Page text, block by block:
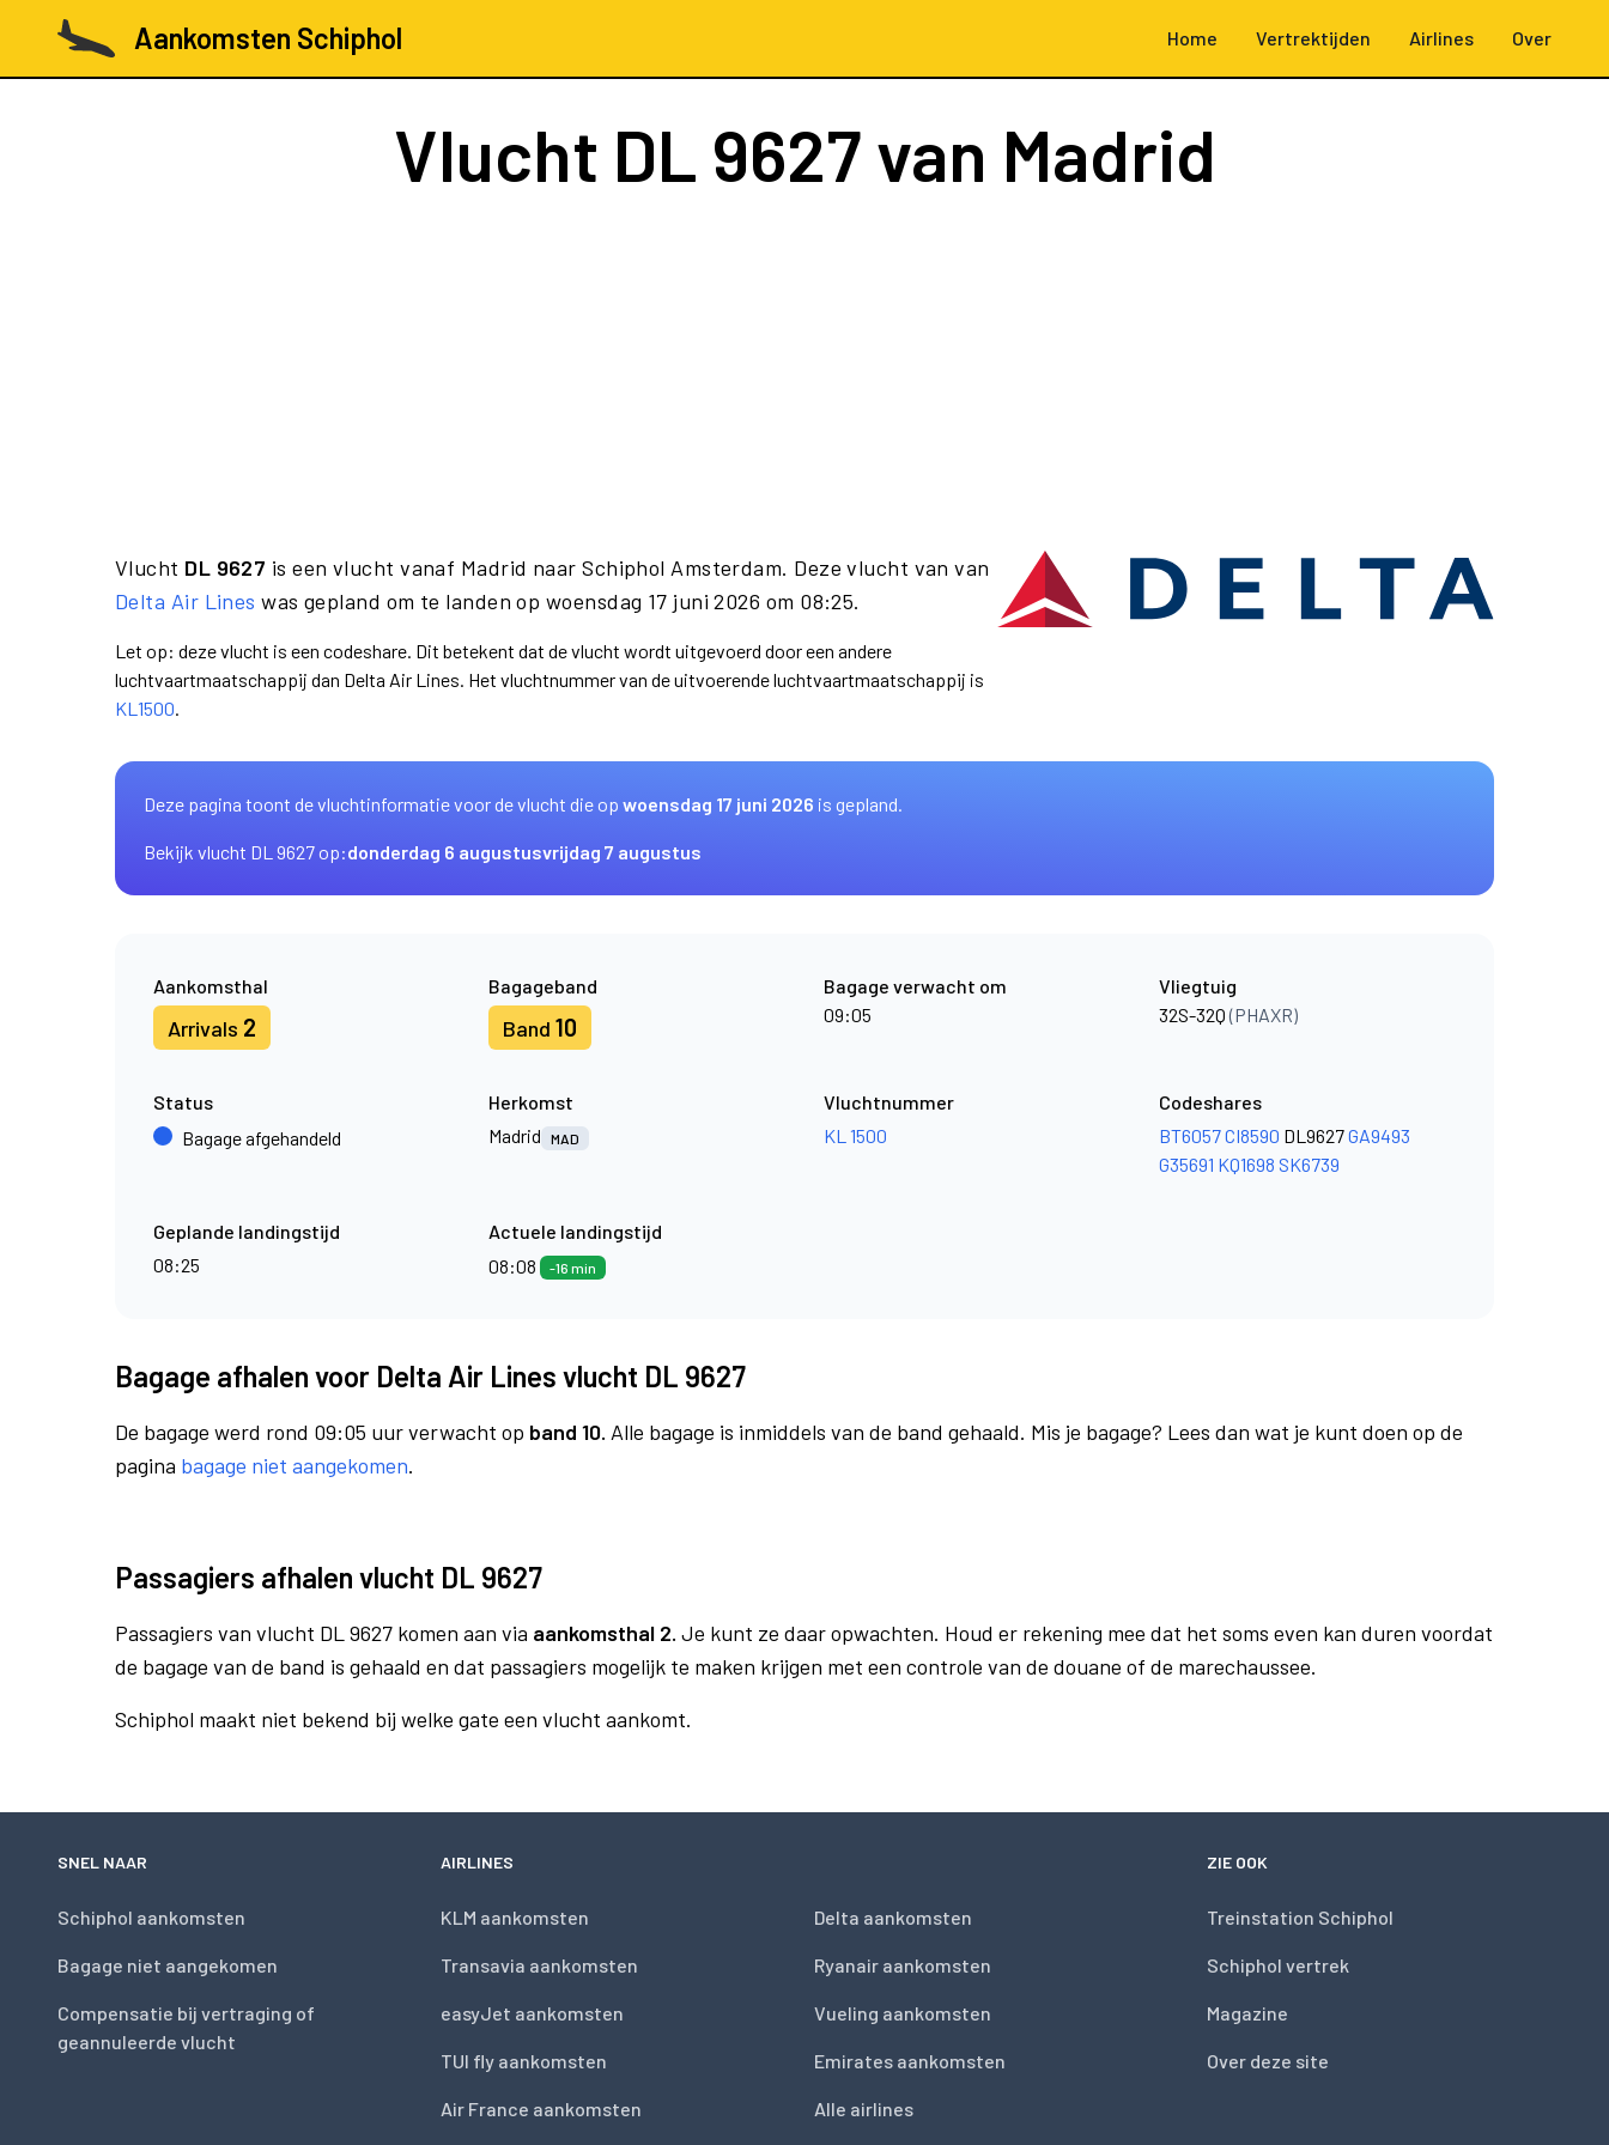
Aankomsten Schiphol Home Vertrektijden Airlines Over
Vlucht DL 9627van Madrid
Vlucht DL 9627 is een vlucht vanaf Madrid naar Schiphol Amsterdam. Deze vlucht van van
Delta Air Lines was gepland om te landen op woensdag 17 juni 2026 om 08:25.
Let op: deze vlucht is een codeshare. Dit betekent dat de vlucht wordt uitgevoerd door een andere
luchtvaartmaatschappij dan Delta Air Lines. Het vluchtnummer van de uitvoerende luchtvaartmaatschappij is
KL1500.
Deze pagina toont de vluchtinformatie voor de vlucht die op woensdag 17 juni 2026 is gepland.
Bekijk vlucht DL 9627 op:donderdag 6 augustusvrijdag 7 augustus
Aankomsthal
Arrivals 2
Bagageband
Band 10
Bagage verwacht om
09:05
Vliegtuig
32S-32Q(PHAXR)
Status
Bagage afgehandeld
Herkomst
Madrid
MAD
Vluchtnummer
KL 1500
Codeshares
BT6057CI8590 DL9627GA9493
G35691 KQ1698 SK6739
Geplande landingstijd
08:25
Actuele landingstijd
08:08
-16 min
Bagage afhalen voor Delta Air Lines vlucht DL 9627
De bagage werd rond 09:05 uur verwacht op band 10. Alle bagage is inmiddels van de band gehaald. Mis je bagage? Lees dan wat je kunt doen op de
pagina bagage niet aangekomen.
Passagiers afhalen vlucht DL 9627
Passagiers van vlucht DL 9627 komen aan via aankomsthal 2. Je kunt ze daar opwachten. Houd er rekening mee dat het soms even kan duren voordat
de bagage van de band is gehaald en dat passagiers mogelijk te maken krijgen met een controle van de douane of de marechaussee.
Schiphol maakt niet bekend bij welke gate een vlucht aankomt.
SNEL NAAR
Schiphol aankomsten
Bagage niet aangekomen
Compensatie bij vertraging of
geannuleerde vlucht
AIRLINES
KLM aankomsten
Transavia aankomsten
easyJet aankomsten
TUI fly aankomsten
Air France aankomsten
Delta aankomsten
Ryanair aankomsten
Vueling aankomsten
Emirates aankomsten
Alle airlines
ZIE OOK
Treinstation Schiphol
Schiphol vertrek
Magazine
Over deze site